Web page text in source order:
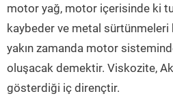
motor yağ, motor içerisinde ki
kaybeder ve metal sürtünmeleri
yakın zamanda motor
oluşacak demektir. Viskozite,
gösterdiği iç dirençtir.